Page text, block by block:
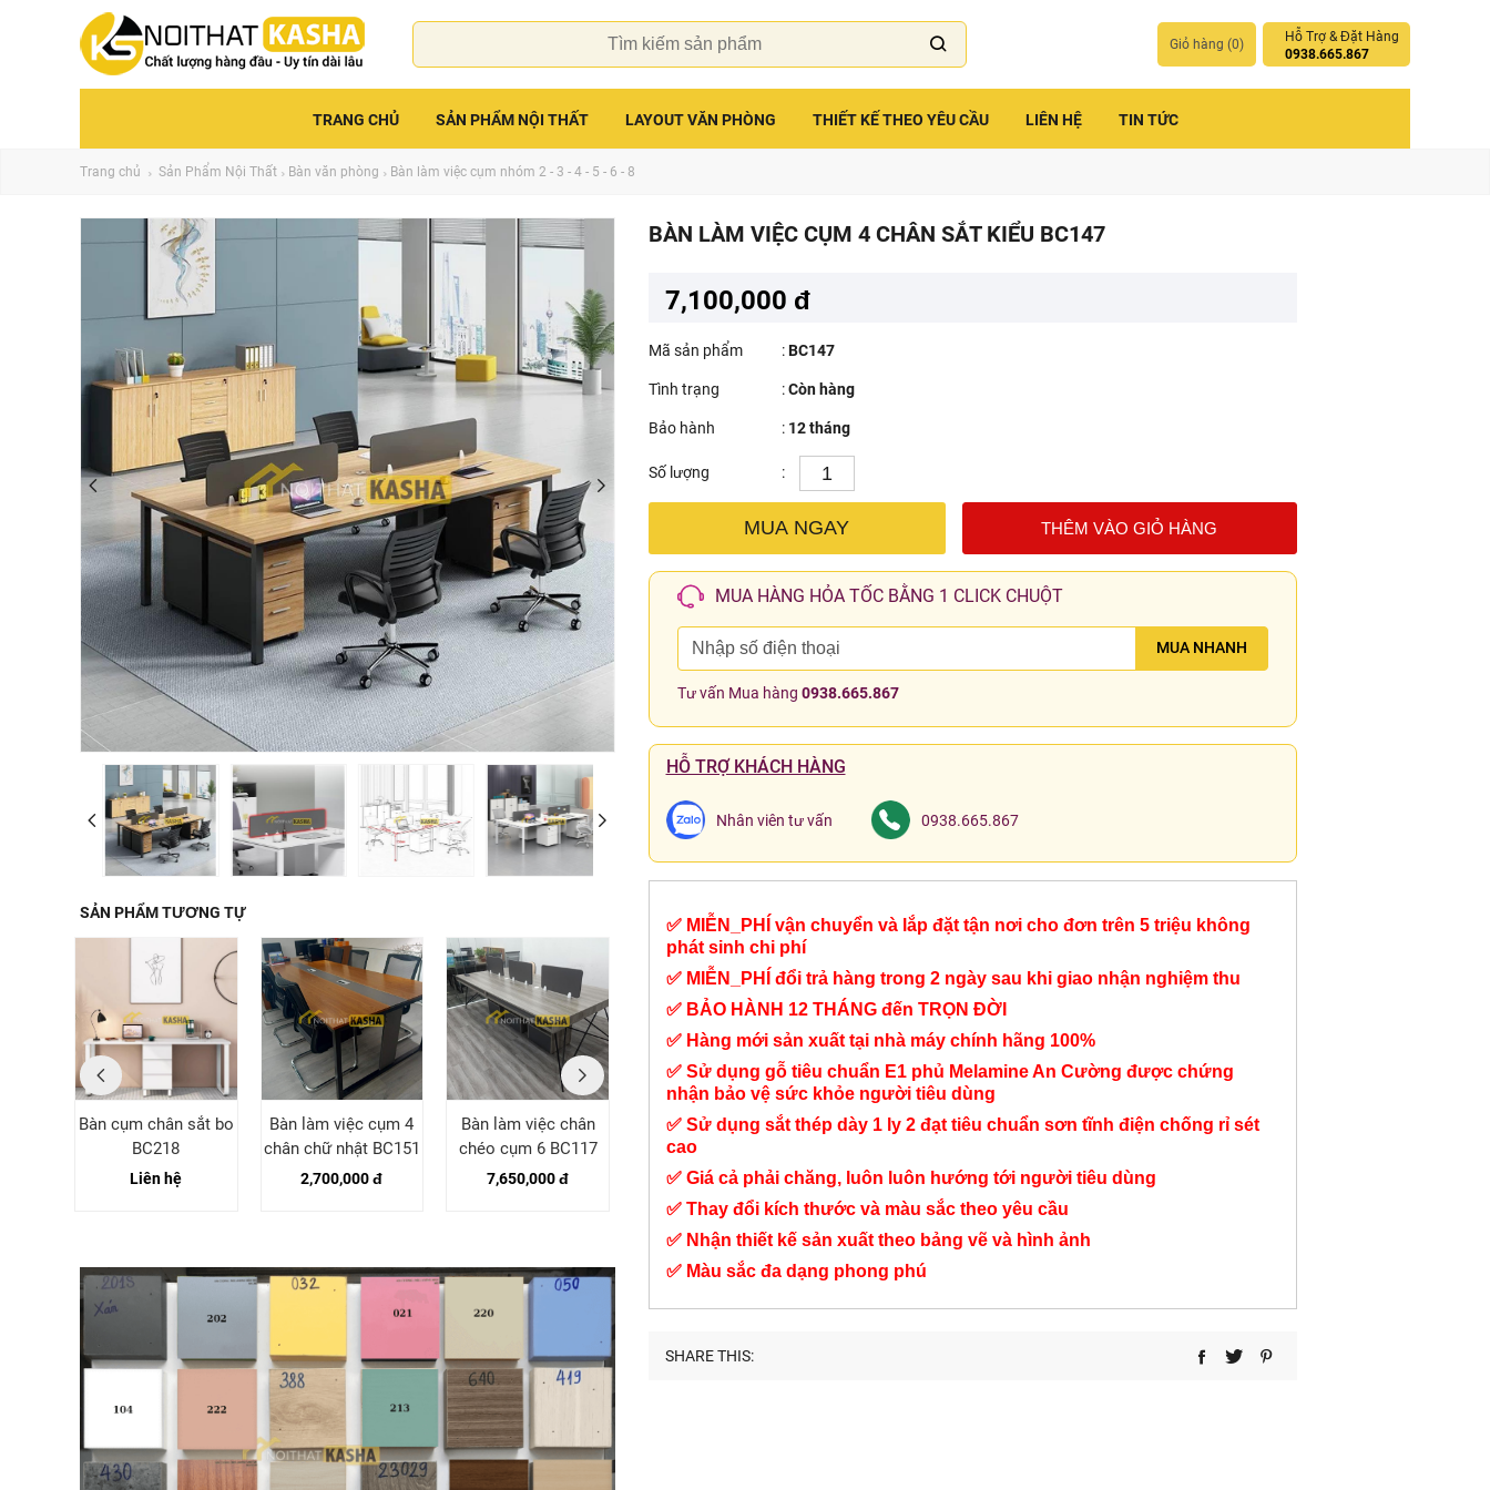
Giỏ hàng (0)
Hỗ Trợ & Đặt Hàng
0938.665.867
TRANG CHỦ SẢN PHẨM NỘI THẤT LAYOUT VĂN PHÒNG THIẾT KẾ THEO YÊU CẦU LIÊN HỆ TIN TỨC
Trang chủ Sản Phẩm Nội Thất Bàn văn phòng Bàn làm việc cụm nhóm 2 - 3 - 4 - 5 - 6 - 8
SẢN PHẨM TƯƠNG TỰ
Bàn cụm chân sắt bo
BC218
Liên hệ
Bàn làm việc cụm 4
chân chữ nhật BC151
2,700,000 đ
Bàn làm việc chân
chéo cụm 6 BC117
7,650,000 đ
Bàn cụm 2 chân sắt
kệ BC167
5,350,000 đ
Bàn làm việc 2 chỗ
3,100,000 đ
Bàn Làm Việc Cụm 2
4,060,000 đ
Bàn làm việc cụm 4
BÀN LÀM VIỆC CỤM 4 CHÂN SẮT KIỂU BC147
7,100,000 đ
Mã sản phẩm :BC147
Tình trạng :Còn hàng
Bảo hành : 12 tháng
Số lượng :
MUA NGAY THÊM VÀO GIỎ HÀNG
MUA HÀNG HỎA TỐC BẰNG 1 CLICK CHUỘT
MUA NHANH
Tư vấn Mua hàng 0938.665.867
HỖ TRỢ KHÁCH HÀNG
Nhân viên tư vấn 0938.665.867
✅ MIỄN_PHÍ vận chuyển và lắp đặt tận nơi cho đơn trên 5 triệu không
phát sinh chi phí
✅ MIỄN_PHÍ đổi trả hàng trong 2 ngày sau khi giao nhận nghiệm thu
✅ BẢO HÀNH 12 THÁNG đến TRỌN ĐỜI
✅ Hàng mới sản xuất tại nhà máy chính hãng 100%
✅ Sử dụng gỗ tiêu chuẩn E1 phủ Melamine An Cường được chứng
nhận bảo vệ sức khỏe người tiêu dùng
✅ Sử dụng sắt thép dày 1 ly 2 đạt tiêu chuẩn sơn tĩnh điện chống rỉ sét
cao
✅ Giá cả phải chăng, luôn luôn hướng tới người tiêu dùng
✅ Thay đổi kích thước và màu sắc theo yêu cầu
✅ Nhận thiết kế sản xuất theo bảng vẽ và hình ảnh
✅ Màu sắc đa dạng phong phú
SHARE THIS: